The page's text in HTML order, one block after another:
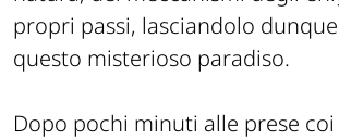
propri passi, lasciandolo
questo misterioso paradiso.
Dopo pochi minuti alle prese